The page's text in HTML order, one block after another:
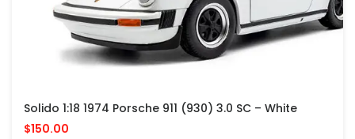
Solido 1:18 1974 Porsche 911 (930) 3.0 SC – White
$150.00